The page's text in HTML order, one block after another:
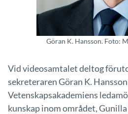
Göran K. Hansson. Foto:
Vid videosamtalet deltog
sekreteraren Göran K.
Vetenskapsakademiens
kunskap inom området,